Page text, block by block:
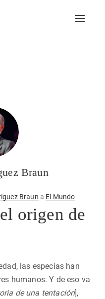
Braun
Braun a El Mundo
origen de
las especias han
humanos. Y de eso va
de una tentación],